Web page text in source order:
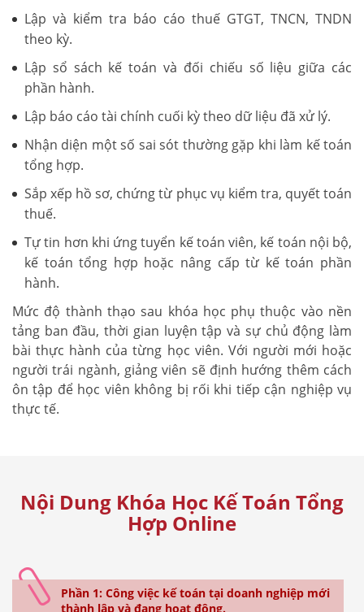
Lập và kiểm tra báo cáo thuế GTGT, TNCN, TNDN
theo kỳ.
Lập sổ sách kế toán và đối chiếu số liệu giữa các
phần hành.
Lập báo cáo tài chính cuối kỳ theo dữ liệu đã xử lý.
Nhận diện một số sai sót thường gặp khi làm kế toán
tổng hợp.
Sắp xếp hồ sơ, chứng từ phục vụ kiểm tra, quyết toán
thuế.
Tự tin hơn khi ứng tuyển kế toán viên, kế toán nội bộ,
kế toán tổng hợp hoặc nâng cấp từ kế toán phần
hành.
Mức độ thành thạo sau khóa học phụ thuộc vào nền
tảng ban đầu, thời gian luyện tập và sự chủ động làm
bài thực hành của từng học viên. Với người mới hoặc
người trái ngành, giảng viên sẽ định hướng thêm cách
ôn tập để học viên không bị rối khi tiếp cận nghiệp vụ
thực tế.
Nội Dung Khóa Học Kế Toán Tổng
Hợp Online
Phần 1: Công việc kế toán tại doanh nghiệp mới
thành lập và đang hoạt động.